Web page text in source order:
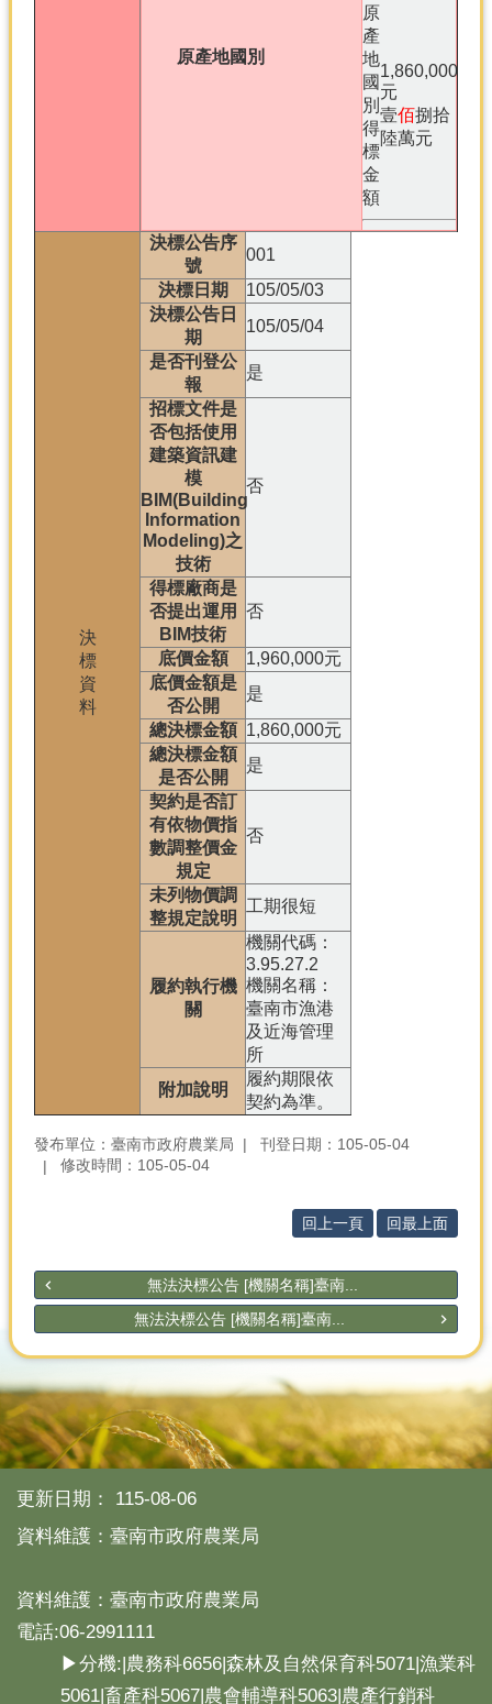
原產地國別
原
產
地
國
別
得
標
金
額
1,860,000
元
壹佰捌拾
陸萬元
決
標
資
料
決標公告序
號
001
決標日期
105/05/03
決標公告日
期
105/05/04
是否刊登公
報
是
招標文件是
否包括使用
建築資訊建
模
BIM(Building
Information
Modeling)之
技術
否
得標廠商是
否提出運用
BIM技術
否
底價金額
1,960,000元
底價金額是
否公開
是
總決標金額 1,860,000元
總決標金額
是否公開
是
契約是否訂
有依物價指
數調整價金
規定
否
未列物價調
整規定說明
工期很短
履約執行機
關
機關代碼：
3.95.27.2
機關名稱：
臺南市漁港
及近海管理
所
附加說明
履約期限依
契約為準。
發布單位：臺南市政府農業局
刊登日期：105-05-04
修改時間：105-05-04
回上一頁 回最上面
無法決標公告 [機關名稱]臺南...
無法決標公告 [機關名稱]臺南...
更新日期：
115-08-06
資料維護：臺南市政府農業局
資料維護：臺南市政府農業局
電話:06-2991111
▶分機:|農務科6656|森林及自然保育科5071|漁業科
5061|畜產科5067|農會輔導科5063|農產行銷科